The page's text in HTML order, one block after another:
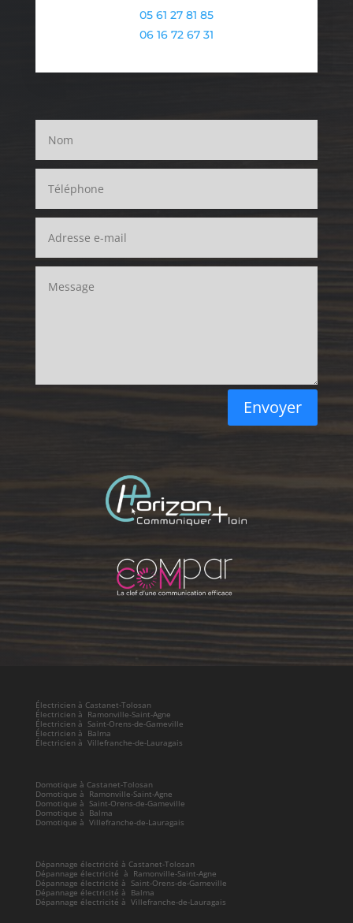
05 61 27 81 85
06 16 72 67 31
Envoyer
Électricien à Castanet-Tolosan
Électricien à Ramonville-Saint-Agne
Électricien à Saint-Orens-de-Gameville
Électricien à Balma
Électricien à Villefranche-de-Lauragais
Domotique à Castanet-Tolosan
Domotique à Ramonville-Saint-Agne
Domotique à Saint-Orens-de-Gameville
Domotique à Balma
Domotique à Villefranche-de-Lauragais
Dépannage électricité à Castanet-Tolosan
Dépannage électricité à Ramonville-Saint-Agne
Dépannage électricité à Saint-Orens-de-Gameville
Dépannage électricité à Balma
Dépannage électricité à Villefranche-de-Lauragais